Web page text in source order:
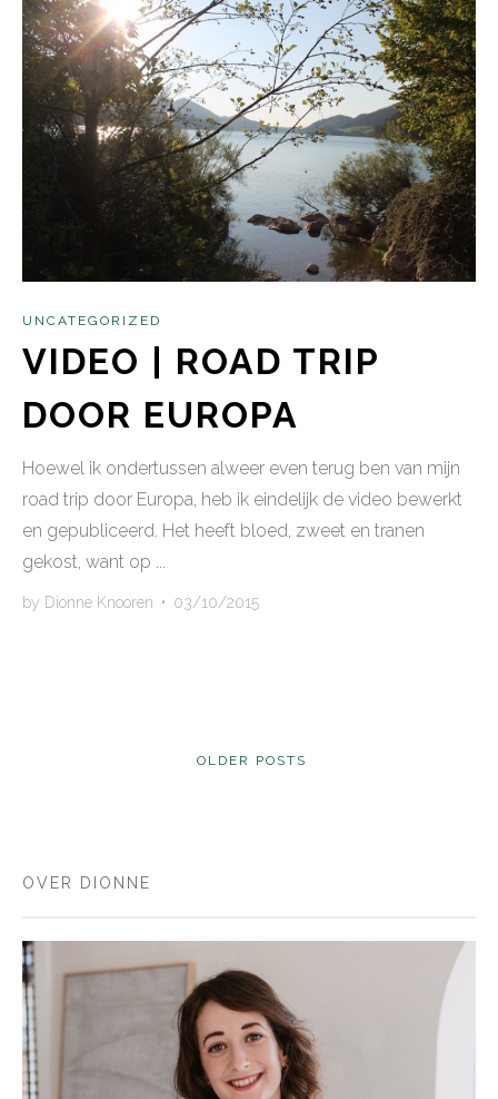
UNCATEGORIZED
VIDEO | ROAD TRIP
DOOR EUROPA
Hoewel ik ondertussen alweer even terug ben van mijn
road trip door Europa, heb ik eindelijk de video bewerkt
en gepubliceerd. Het heeft bloed, zweet en tranen
gekost, want op ...
by Dionne Knooren • 03/10/2015
OLDER POSTS
OVER DIONNE